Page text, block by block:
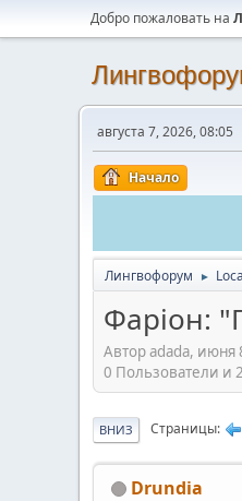
Добро пожаловать на
августа 7, 2026, 08:05
Начало
Лингвофорум ►
Фаріон:
Автор adada, июня
0 Пользователи и
ВНИЗ Страницы
Drundia